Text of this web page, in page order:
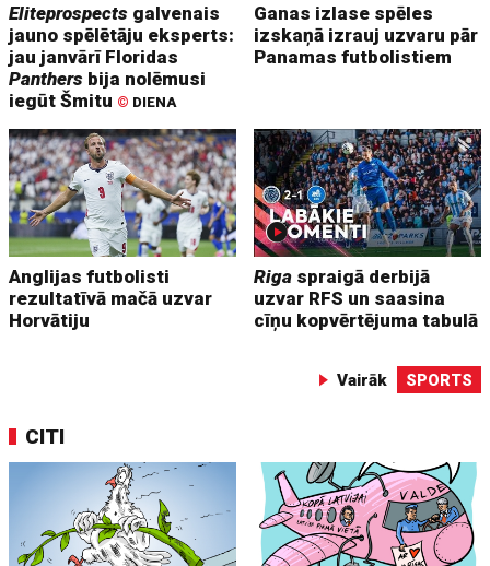
Eliteprospects galvenais
jauno spēlētāju eksperts:
jau janvārī Floridas
Panthers bija nolēmusi
iegūt Šmitu © DIENA
Ganas izlase spēles
izskaņā izrauj uzvaru pār
Panamas futbolistiem
Anglijas futbolisti
rezultatīvā mačā uzvar
Horvātiju
Riga spraigā derbijā
uzvar RFS un saasina
cīņu kopvērtējuma tabulā
Vairāk SPORTS
CITI